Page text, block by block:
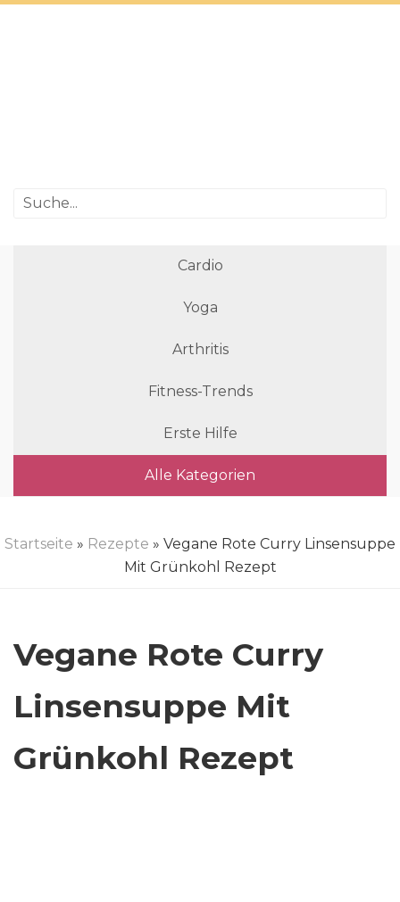
Cardio
Yoga
Arthritis
Fitness-Trends
Erste Hilfe
Alle Kategorien
Startseite » Rezepte » Vegane Rote Curry Linsensuppe
Mit Grünkohl Rezept
Vegane Rote Curry
Linsensuppe Mit
Grünkohl Rezept